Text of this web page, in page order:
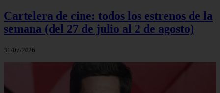
Cartelera de cine: todos los estrenos de la
semana (del 27 de julio al 2 de agosto)
31/07/2026